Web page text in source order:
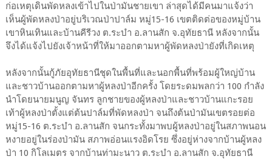
ก่อเหตุเดินพัดหลงเข้าไปในป่ามันชายเขา ล่าสุดได้มีคนมาแจ้งว่า
เห็นผู้พัดหลงป่าอยู่บริเวณป่าปาล์ม หมู่15-16 เขตติดต่อของหมู่บ้าน
เขาหินเทินและบ้านคีรีวง ต.ระบำ อ.ลานสัก จ.อุทัยธานี หลังจากนั้น
จึงได้แจ้งไปยังเจ้าหน้าที่ให้มาออกตามหาผู้พัดหลงป่ายังที่เกิดเหตุ
หลังจากนั้นกู้ภัยอุทัยธานีชุดในพื้นที่และนอกพื้นที่พร้อมผู้ใหญ่บ้าน
และชาวบ้านออกตามหาผู้หลงป่าอีกครั้ง โดยระดมพลกว่า 100 กำลัง
นำโดยนายมนูญ จันทร ลูกชายของผู้หลงป่าและชาวบ้านแกะรอย
เท้าผู้หลงป่าตั้งแต่ต้นปาล์มที่พัดหลงป่า จนถึงต้นป่ามันเขตรอยต่อ
หมู่15-16 ต.ระบำ อ.ลานสัก จนกระทั้งมาพบผู้หลงป่าอยู่ในสภาพนอน
หงายอยู่ในร่องป่ามัน สภาพอ่อนแรงอิดโรย ซึ่งอยู่ห่างจากบ้านผู้หลง
ป่า 10 กิโลเมตร จากบ้านท่ามะนาว ต.ระบำ อ.ลานสัก จ.อุทัยธานี